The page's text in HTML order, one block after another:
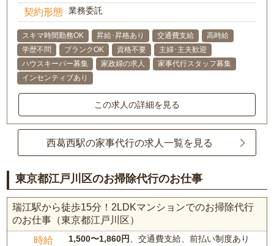
契約形態 業務委託
スキマ時間勤務OK 昇給･昇格あり 交通費支給
高時給
学歴不問
ブランクOK 資格不要
主婦･主夫歓迎
ハウスキーパー募集
家政婦の求人
家事代行スタッフ募集
インセンティブあり
この求人の詳細を見る
西葛西駅の家事代行の求人一覧を見る
東京都江戸川区のお掃除代行のお仕事
瑞江駅から徒歩15分！2LDKマンションでのお掃除代行
のお仕事（東京都江戸川区）
時給 1,500〜1,860円 、交通費支給、前払い制度あり